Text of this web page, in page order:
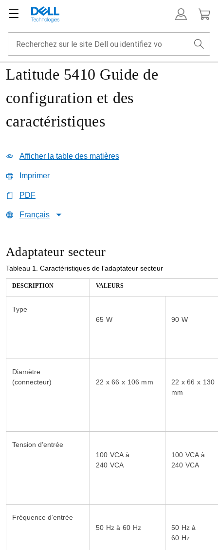
Latitude 5410 Guide de
configuration et des
caractéristiques
Afficher la table des matières
Imprimer
PDF
Français
Adaptateur secteur
Tableau 1. Caractéristiques de l’adaptateur secteur
DESCRIPTION VALEURS
Type
65 W
90 W
Diamètre
(connecteur)
22 x 66 x 106 mm
22 x 66 x 130
mm
Tension d’entrée
100 VCA à
240 VCA
100 VCA à
240 VCA
Fréquence d’entrée
50 Hz à 60 Hz
50 Hz à
60 Hz